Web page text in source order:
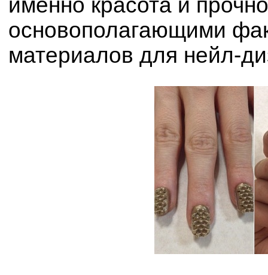
именно красота и
основополагающими
материалов для нейл-